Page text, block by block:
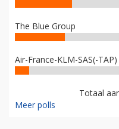
The Blue Group
Air-France-KLM-SAS(-TAP)
Totaal
Meer polls